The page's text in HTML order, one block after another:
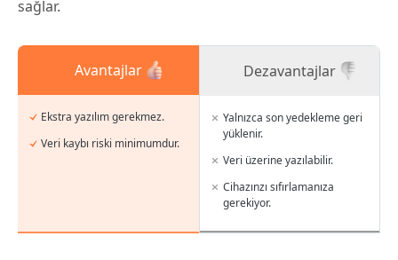
sağlar.
Avantajlar
Ekstra yazılım gerekmez.
Veri kaybı riski minimumdur.
Dezavantajlar
Yalnızca son yedekleme geri
yüklenir.
Veri üzerine yazılabilir.
Cihazınzı sıfırlamanıza
gerekiyor.